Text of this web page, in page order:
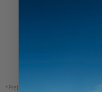
*Preţ recomandat de vânzare, TVA